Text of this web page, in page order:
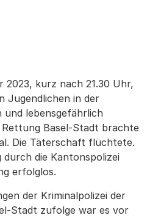
2023, kurz nach 21.30 Uhr,
Jugendlichen in der
und lebensgefährlich
Basel-Stadt brachte
Die Täterschaft flüchtete.
die Kantonspolizei
erfolglos.
der Kriminalpolizei der
Stadt zufolge war es vor